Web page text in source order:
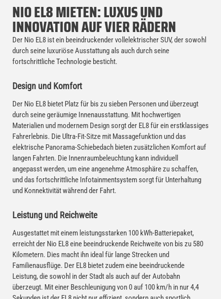
NIO EL8 MIETEN: LUXUS UND
INNOVATION AUF VIER RÄDERN
Der Nio EL8 ist ein beeindruckender vollelektrischer SUV, der sowohl
durch seine luxuriöse Ausstattung als auch durch seine
fortschrittliche Technologie besticht.
Design und Komfort
Der Nio EL8 bietet Platz für bis zu sieben Personen und überzeugt
durch seine geräumige Innenausstattung. Mit hochwertigen
Materialien und modernem Design sorgt der EL8 für ein erstklassiges
Fahrerlebnis. Die Ultra-Fit-Sitze mit Massagefunktion und das
elektrische Panorama-Schiebedach bieten zusätzlichen Komfort auf
langen Fahrten. Die Innenraumbeleuchtung kann individuell
angepasst werden, um eine angenehme Atmosphäre zu schaffen,
und das fortschrittliche Infotainmentsystem sorgt für Unterhaltung
und Konnektivität während der Fahrt.
Leistung und Reichweite
Ausgestattet mit einem leistungsstarken 100 kWh-Batteriepaket,
erreicht der Nio EL8 eine beeindruckende Reichweite von bis zu 580
Kilometern. Dies macht ihn ideal für lange Strecken und
Familienausflüge. Der EL8 bietet zudem eine beeindruckende
Leistung, die sowohl in der Stadt als auch auf der Autobahn
überzeugt. Mit einer Beschleunigung von 0 auf 100 km/h in nur 4,4